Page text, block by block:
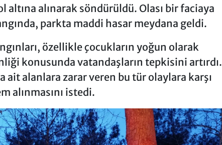
altına alınarak söndürüldü. Olası bir faciaya
parkta maddi hasar meydana geldi.
özellikle çocukların yoğun olarak
konusunda vatandaşların tepkisini artırdı.
alanlara zarar veren bu tür olaylara karşı
alınmasını istedi.